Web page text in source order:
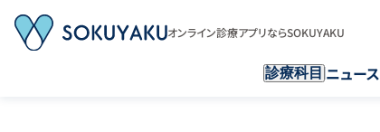
オンライン診療アプリならSOKUYAKU
診療科目 ニュース